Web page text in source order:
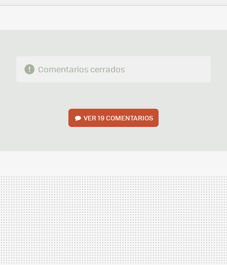
FACEBOOK
TWITTERFLIPBOARD
E-
WHATSAPP
Comentarios cerrados
VER19 COMENTARIOS